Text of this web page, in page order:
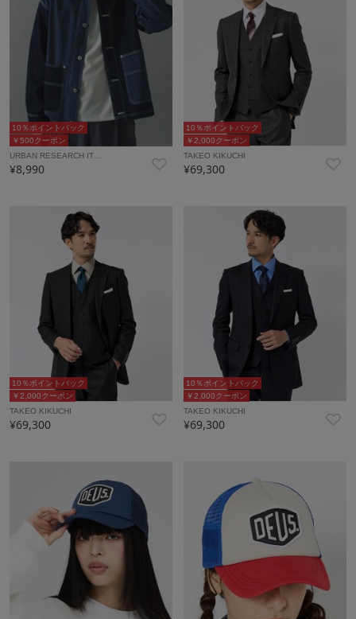
￥500クーポン
10％ポイントバック
URBAN RESEARCH IT…
¥8,990
￥2,000クーポン
10％ポイントバック
TAKEO KIKUCHI
¥69,300
￥2,000クーポン
10％ポイントバック
TAKEO KIKUCHI
¥69,300
￥2,000クーポン
10％ポイントバック
TAKEO KIKUCHI
¥69,300